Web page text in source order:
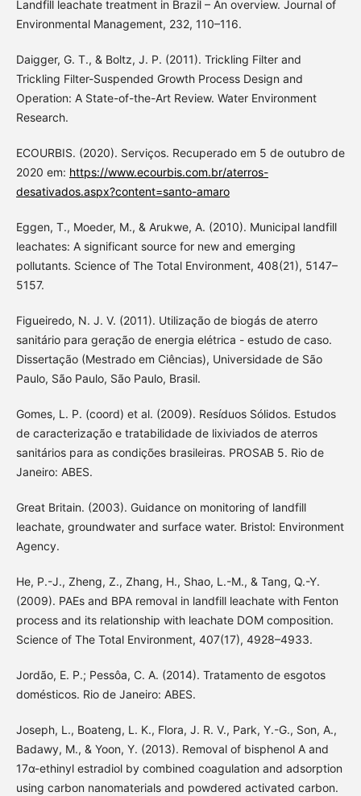
Landfill leachate treatment in Brazil – An overview. Journal of
Environmental Management, 232, 110–116.
Daigger, G. T., & Boltz, J. P. (2011). Trickling Filter and
Trickling Filter-Suspended Growth Process Design and
Operation: A State-of-the-Art Review. Water Environment
Research.
ECOURBIS. (2020). Serviços. Recuperado em 5 de outubro de
2020 em: https://www.ecourbis.com.br/aterros-
desativados.aspx?content=santo-amaro
Eggen, T., Moeder, M., & Arukwe, A. (2010). Municipal landfill
leachates: A significant source for new and emerging
pollutants. Science of The Total Environment, 408(21), 5147–
5157.
Figueiredo, N. J. V. (2011). Utilização de biogás de aterro
sanitário para geração de energia elétrica - estudo de caso.
Dissertação (Mestrado em Ciências), Universidade de São
Paulo, São Paulo, São Paulo, Brasil.
Gomes, L. P. (coord) et al. (2009). Resíduos Sólidos. Estudos
de caracterização e tratabilidade de lixiviados de aterros
sanitários para as condições brasileiras. PROSAB 5. Rio de
Janeiro: ABES.
Great Britain. (2003). Guidance on monitoring of landfill
leachate, groundwater and surface water. Bristol: Environment
Agency.
He, P.-J., Zheng, Z., Zhang, H., Shao, L.-M., & Tang, Q.-Y.
(2009). PAEs and BPA removal in landfill leachate with Fenton
process and its relationship with leachate DOM composition.
Science of The Total Environment, 407(17), 4928–4933.
Jordão, E. P.; Pessôa, C. A. (2014). Tratamento de esgotos
domésticos. Rio de Janeiro: ABES.
Joseph, L., Boateng, L. K., Flora, J. R. V., Park, Y.-G., Son, A.,
Badawy, M., & Yoon, Y. (2013). Removal of bisphenol A and
17α-ethinyl estradiol by combined coagulation and adsorption
using carbon nanomaterials and powdered activated carbon.